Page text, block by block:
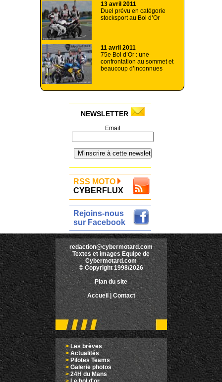
13 avril 2011
Duel prévu en catégorie
stocksport au Bol d’Or
11 avril 2011
75e Bol d’Or : une
confrontation au sommet et
beaucoup d’inconnues
NEWSLETTER
Email
RSS MOTO
CYBERFLUX
Rejoins-nous
sur Facebook
redaction@cybermotard.com
Textes et images Equipe de
Cybermotard.com
© Copyright 1998/2026
Plan du site
Accueil |Contact
>Les brèves
> Actualités
> Pilotes Teams
>Galerie photos
>24H du Mans